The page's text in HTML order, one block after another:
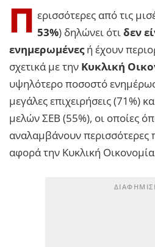
Π ερισσότερες από τις
53%) δηλώνει ότιδεν
ενημερωμένεςή έχουν
σχετικά με την Κυκλική
υψηλότερο ποσοστό
μεγάλες επιχειρήσεις (71%)
μελών ΣΕΒ (55%), οι οποίες
αναλαμβάνουν περισσότερες
αφορά την Κυκλική